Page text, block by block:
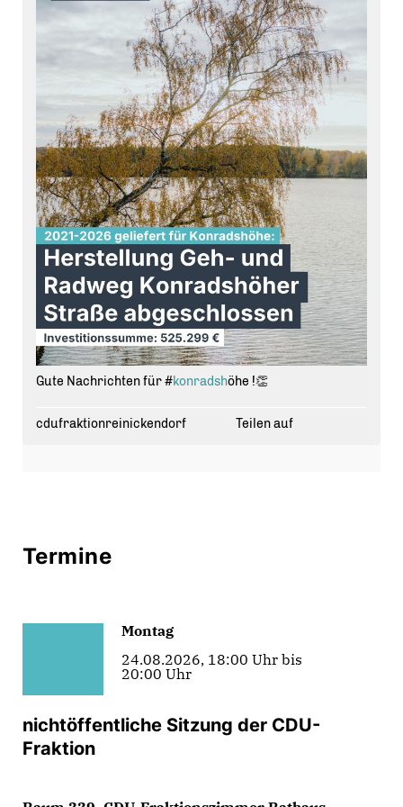
Vorbilder für viele Menschen in unserem Bezirk sind.
Ein besonderer Dank gilt zudem den Organisatorinnen
und Organisatoren für die gelungene Veranstaltung und
die wichtige Würdigung weiblicher
Führungspersönlichkeiten in Reinickendorf.
fuchsbezirk#fraueninführung #reinickendorf
#Frauenf örderung #wirtschaft
Gute Nachrichten für #konradshöhe !👏
cdufraktionreinickendorf Teilen auf
Termine
Montag
24.08.2026, 18:00 Uhr bis
20:00 Uhr
nichtöffentliche Sitzung der CDU-
Fraktion